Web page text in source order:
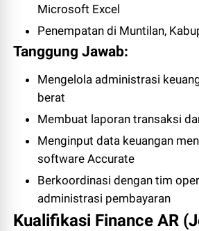
Microsoft Excel
Penempatan di Muntilan,
Tanggung Jawab:
Mengelola administrasi
berat
Membuat laporan transaksi
Menginput data keuangan
software Accurate
Berkoordinasi dengan tim
administrasi pembayaran
Kualifikasi Finance AR